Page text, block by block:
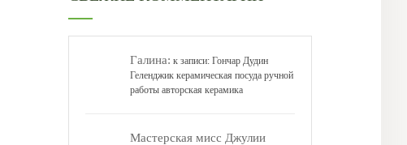
Галина: к записи: Гончар Дудин
Геленджик керамическая посуда ручной
работы авторская керамика
Мастерская мисс Джулии